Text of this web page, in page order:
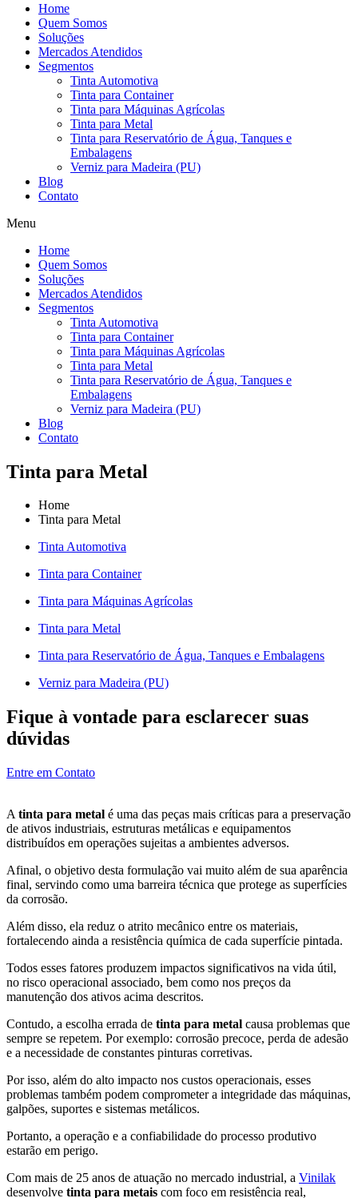
Home
Quem Somos
Soluções
Mercados Atendidos
Segmentos
Tinta Automotiva
Tinta para Container
Tinta para Máquinas Agrícolas
Tinta para Metal
Tinta para Reservatório de Água, Tanques e
Embalagens
Verniz para Madeira (PU)
Blog
Contato
Menu
Home
Quem Somos
Soluções
Mercados Atendidos
Segmentos
Tinta Automotiva
Tinta para Container
Tinta para Máquinas Agrícolas
Tinta para Metal
Tinta para Reservatório de Água, Tanques e
Embalagens
Verniz para Madeira (PU)
Blog
Contato
Tinta para Metal
Home
Tinta para Metal
Tinta Automotiva
Tinta para Container
Tinta para Máquinas Agrícolas
Tinta para Metal
Tinta para Reservatório de Água, Tanques e Embalagens
Verniz para Madeira (PU)
Fique à vontade para esclarecer suas
dúvidas
Entre em Contato
A tinta para metal é uma das peças mais críticas para a preservação
de ativos industriais, estruturas metálicas e equipamentos
distribuídos em operações sujeitas a ambientes adversos.
Afinal, o objetivo desta formulação vai muito além de sua aparência
final, servindo como uma barreira técnica que protege as superfícies
da corrosão.
Além disso, ela reduz o atrito mecânico entre os materiais,
fortalecendo ainda a resistência química de cada superfície pintada.
Todos esses fatores produzem impactos significativos na vida útil,
no risco operacional associado, bem como nos preços da
manutenção dos ativos acima descritos.
Contudo, a escolha errada de tinta para metal causa problemas que
sempre se repetem. Por exemplo: corrosão precoce, perda de adesão
e a necessidade de constantes pinturas corretivas.
Por isso, além do alto impacto nos custos operacionais, esses
problemas também podem comprometer a integridade das máquinas,
galpões, suportes e sistemas metálicos.
Portanto, a operação e a confiabilidade do processo produtivo
estarão em perigo.
Com mais de 25 anos de atuação no mercado industrial, a Vinilak
desenvolve tinta para metais com foco em resistência real,